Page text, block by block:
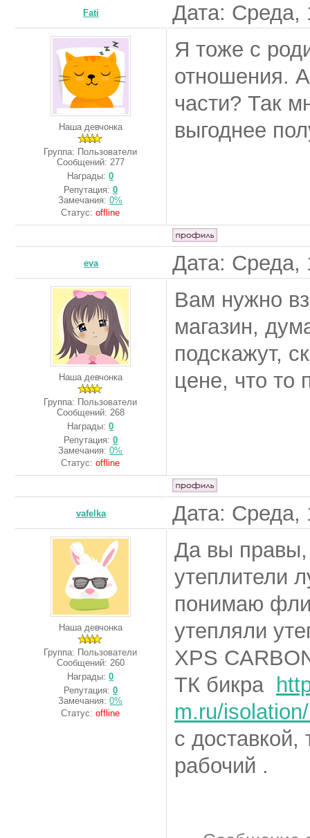
Fati Дата:
Наша девчонка
Группа: Пользователи
Сообщений: 277
Награды:0
Репутация: 0
Замечания:0%
Статус:offline
Я тоже с
отношения.
части? Так
выгоднее
eva Дата:
Наша девчонка
Группа: Пользователи
Сообщений: 268
Награды:0
Репутация: 0
Замечания:0%
Статус:offline
Вам нужно
магазин,
подскажут,
цене, что то
vafelka Дата:
Наша девчонка
Группа: Пользователи
Сообщений: 260
Награды:0
Репутация: 0
Замечания:0%
Статус:offline
Да вы правы,
утеплители
понимаю
утепляли
XPS
ТК бикра
m.ru/
с доставкой,
рабочий .